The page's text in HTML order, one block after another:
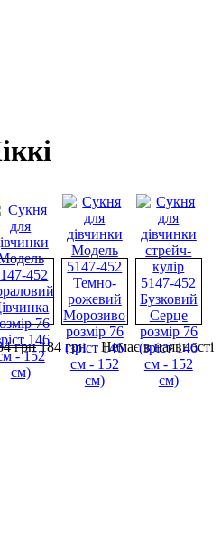
грн 184 грн Немає в наявності